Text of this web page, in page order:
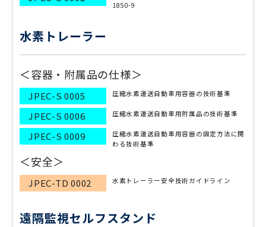
1850-9
水素トレーラー
＜容器・附属品の仕様＞
JPEC-S 0005 圧縮水素運送自動車用容器の技術基準
JPEC-S 0006 圧縮水素運送自動車用附属品の技術基準
JPEC-S 0009
圧縮水素運送自動車用容器の固定方法に関
わる技術基準
＜安全＞
JPEC-TD 0002 水素トレーラー安全技術ガイドライン
遠隔監視セルフスタンド